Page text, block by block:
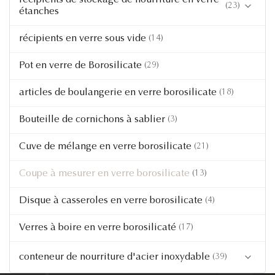
4 Récipient en verre verrouillé
Récipient en verre à couvercle simple
Contenant en verre avec couvercle en bois
inoxydable
Récipient alimentaire en verre mini (5)
Conteneur en verre personnalisé
étanches
(23)
Produits alimentaires en verre de couleur bleuâtre
Verrerie alimentaire de couleur ambre
récipients en verre sous vide (14)
Pot en verre de Borosilicate (29)
articles de boulangerie en verre borosilicate (18)
Bouteille de cornichons à sablier (3)
Cuve de mélange en verre borosilicate (21)
Coupe à mesurer en verre borosilicate (13)
Disque à casseroles en verre borosilicate (4)
Verres à boire en verre borosilicaté (17)
conteneur de nourriture d'acier inoxydable (39)